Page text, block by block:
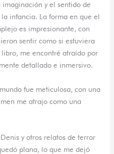
y el sentido de
infancia. La forma en que el
es impresionante, con
sentir como si estuviera
me encontré atraído por
detallado e inmersivo.
fue meticulosa, con una
me atrajo como una
y otros relatos de terror
plana, lo que me dejó